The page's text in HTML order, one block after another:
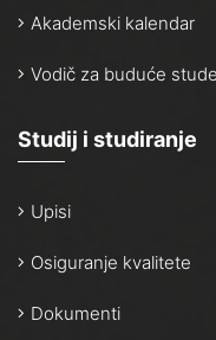
Akademski kalendar
Vodič za buduće
Studij i studiranje
Upisi
Osiguranje kvalitete
Dokumenti